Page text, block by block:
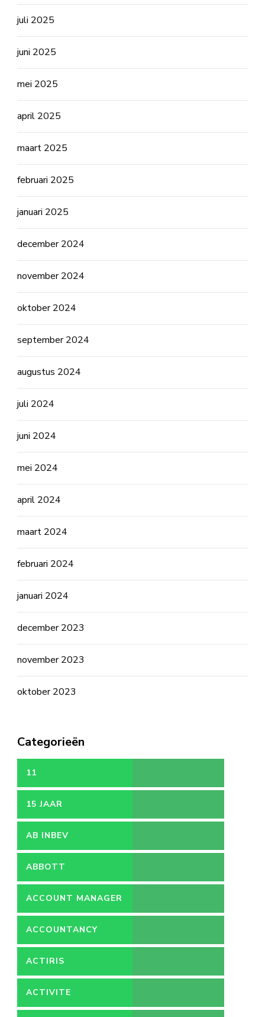
juli 2025
juni 2025
mei 2025
april 2025
maart 2025
februari 2025
januari 2025
december 2024
november 2024
oktober 2024
september 2024
augustus 2024
juli 2024
juni 2024
mei 2024
april 2024
maart 2024
februari 2024
januari 2024
december 2023
november 2023
oktober 2023
Categorieën
11
15 JAAR
AB INBEV
ABBOTT
ACCOUNT MANAGER
ACCOUNTANCY
ACTIRIS
ACTIVITE